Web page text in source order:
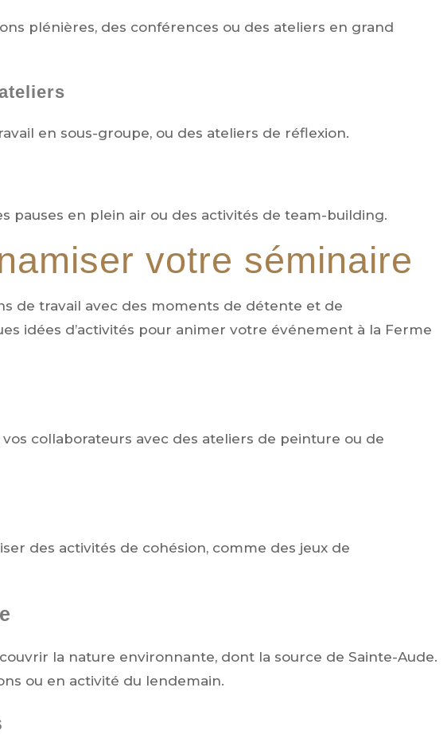
plénières, des conférences ou des ateliers en grand
en sous-groupe, ou des ateliers de réflexion.
pauses en plein air ou des activités de team-building.
votre séminaire
de travail avec des moments de détente et de
idées d’activités pour animer votre événement à la Ferme
collaborateurs avec des ateliers de peinture ou de
des activités de cohésion, comme des jeux de
la nature environnante, dont la source de Sainte-Aude.
ou en activité du lendemain.